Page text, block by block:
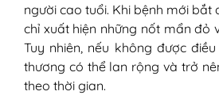
người cao tuổi. Khi bệnh mới bắt
chỉ xuất hiện những nốt mẩn đỏ
Tuy nhiên, nếu không được
thương có thể lan rộng và trở
theo thời gian.